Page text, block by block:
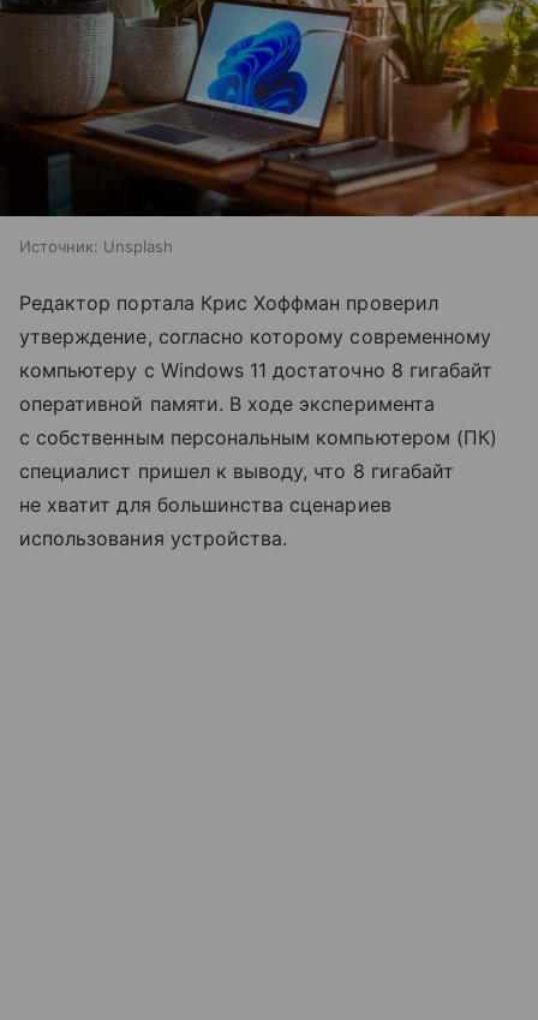
Источник: Unsplash
Редактор портала Крис Хоффман проверил
утверждение, согласно которому современному
компьютеру с Windows 11 достаточно 8 гигабайт
оперативной памяти. В ходе эксперимента
с собственным персональным компьютером (ПК)
специалист пришел к выводу, что 8 гигабайт
не хватит для большинства сценариев
использования устройства.